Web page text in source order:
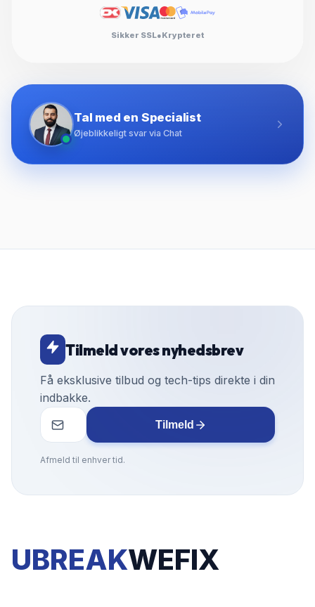
Sikker SSL●Krypteret
Tal med en Specialist
Øjeblikkeligt svar via Chat
Tilmeld vores nyhedsbrev
Få eksklusive tilbud og tech-tips direkte i din
indbakke.
Tilmeld
Afmeld til enhver tid.
UBREAKWEFIX